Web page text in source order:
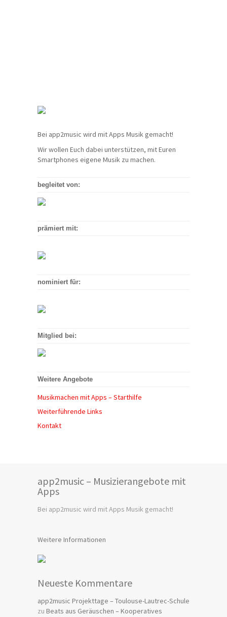
Bei app2music wird mit Apps Musik gemacht!
Wir wollen Euch dabei unterstützen, mit Euren
Smartphones eigene Musik zu machen.
begleitet von:
prämiert mit:
nominiert für:
Mitglied bei:
Weitere Angebote
Musikmachen mit Apps – Starthilfe
Weiterführende Links
Kontakt
app2music – Musizierangebote mit
Apps
Bei app2music wird mit Apps Musik gemacht!
Weitere Informationen
Neueste Kommentare
app2music Projekttage – Toulouse-Lautrec-Schule
zu Beats aus Geräuschen – Kooperatives